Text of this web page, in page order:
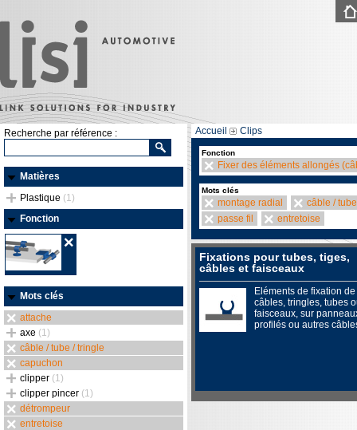
Recherche par référence :
Matières
Plastique (1)
Fonction
Mots clés
attache
axe (1)
câble / tube / tringle
capuchon
clipper (1)
clipper pincer (1)
détrompeur
entretoise
Accueil Clips
Fonction
Fixer des éléments allongés
Mots clés
montage radial
câble /
passe fil
entretoise
Fixations pour tubes, tiges,
câbles et faisceaux
Eléments de fixation de
câbles, tringles, tubes
faisceaux, sur
profilés ou autres